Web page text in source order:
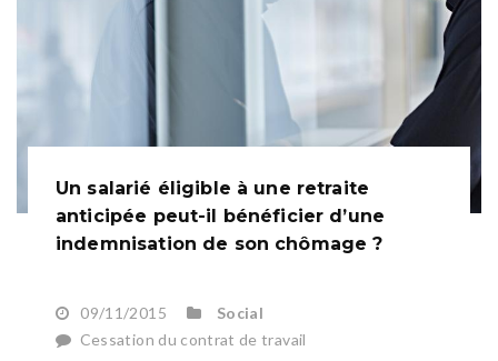
Un salarié éligible à une retraite
anticipée peut-il bénéficier d’une
indemnisation de son chômage ?
09/11/2015
Social
Cessation du contrat de travail